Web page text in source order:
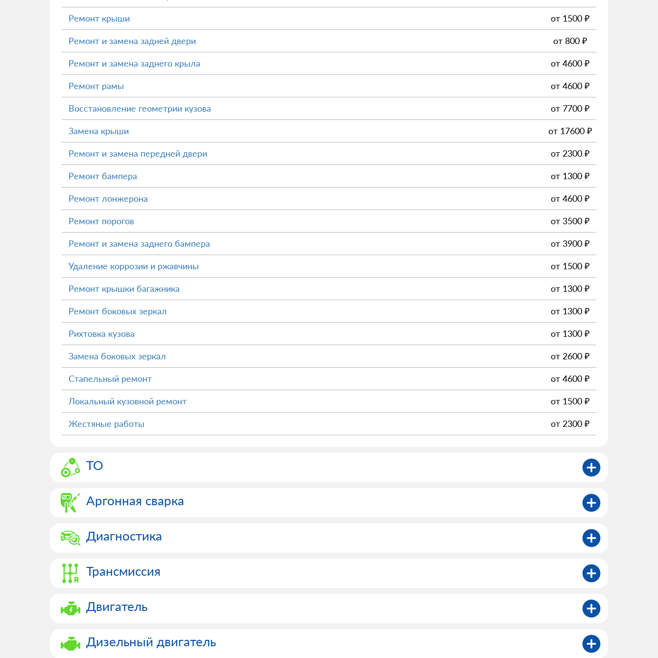
Ремонт крыши от 1500 ₽
Ремонт и замена задней двери от 800 ₽
Ремонт и замена заднего крыла от 4600 ₽
Ремонт рамы от 4600 ₽
Восстановление геометрии кузова от 7700 ₽
Замена крыши от 17600 ₽
Ремонт и замена передней двери от 2300 ₽
Ремонт бампера от 1300 ₽
Ремонт лонжерона от 4600 ₽
Ремонт порогов от 3500 ₽
Ремонт и замена заднего бампера от 3900 ₽
Удаление коррозии и ржавчины от 1500 ₽
Ремонт крышки багажника от 1300 ₽
Ремонт боковых зеркал от 1300 ₽
Рихтовка кузова от 1300 ₽
Замена боковых зеркал от 2600 ₽
Стапельный ремонт от 4600 ₽
Локальный кузовной ремонт от 1500 ₽
Жестяные работы от 2300 ₽
ТО
Аргонная сварка
Диагностика
Трансмиссия
Двигатель
Дизельный двигатель